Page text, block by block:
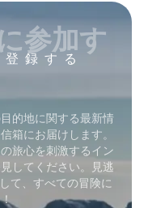
録する
参加す
的地に関する最新情
箱にお届けします。
旅心を刺激するイン
してください。見逃
て、すべての冒険に